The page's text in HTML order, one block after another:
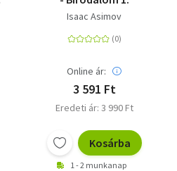
Isaac Asimov
Online ár:
3 591 Ft
Eredeti ár: 3 990 Ft
Kosárba
1 - 2 munkanap